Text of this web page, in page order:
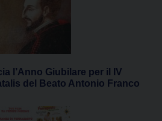
l’Anno Giubilare per il IV
del Beato Antonio Franco